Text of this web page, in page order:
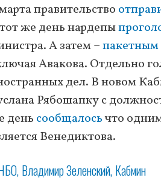
правительство
же день нардепы
А затем –пакетным
Авакова. Отдельно
дел. В новом
Рябошапку с
день сообщалосьчто
Венедиктова.
Владимир Зеленский Кабмин